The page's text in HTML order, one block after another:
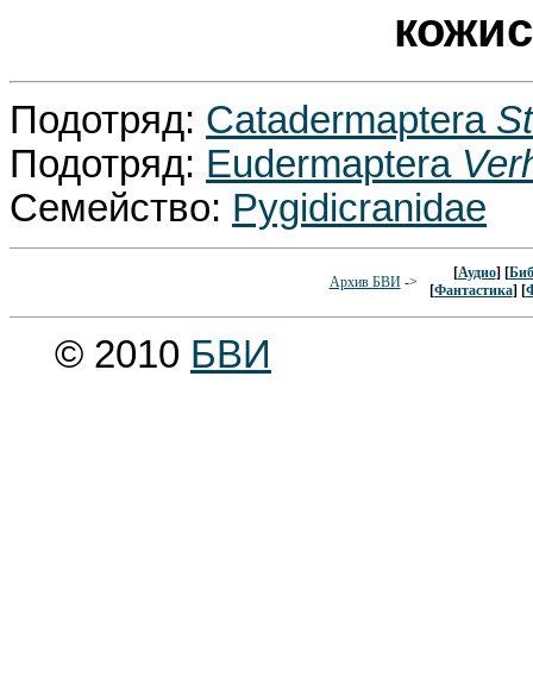
Подотряд: Catadermaptera
Подотряд: Eudermaptera
Семейство: Pygidicranidae
Архив БВИ->
[Аудио] [
[Фантастика] [
© 2010 БВИ